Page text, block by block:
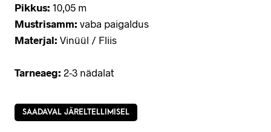
Pikkus: 10,05 m
Mustrisamm: vaba paigaldus
Materjal: Vinüül / Fliis
Tarneaeg: 2-3 nädalat
SAADAVAL JÄRELTELLIMISEL